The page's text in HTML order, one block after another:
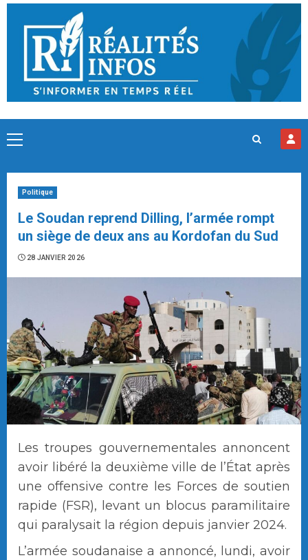
Skip
content
Primary
Politique
Le Soudan reprend Dilling, l’armée rompt
un siège de deux ans au Kordofan du Sud
28 JANVIER 2026
Les troupes gouvernementales annoncent
avoir libéré la deuxième ville de l’État après
une offensive contre les Forces de soutien
rapide (FSR), levant un blocus paramilitaire
qui paralysait la région depuis janvier 2024.
L’armée soudanaise a annoncé, lundi, avoir